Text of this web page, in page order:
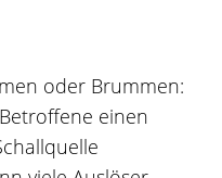
oder Brummen:
einen